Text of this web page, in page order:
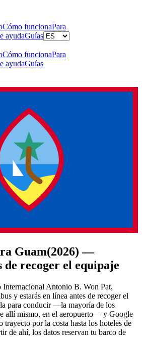
Cómo funcionaPara
ayudaGuías
Cómo funcionaPara
ayudaGuías
Guam(2026) —
de recoger el equipaje
Internacional Antonio B. Won Pat,
y estarás en línea antes de recoger el
para conducir —la mayoría de los
allí mismo, en el aeropuerto— y Google
trayecto por la costa hasta los hoteles de
de ahí, los datos reservan tu barco de